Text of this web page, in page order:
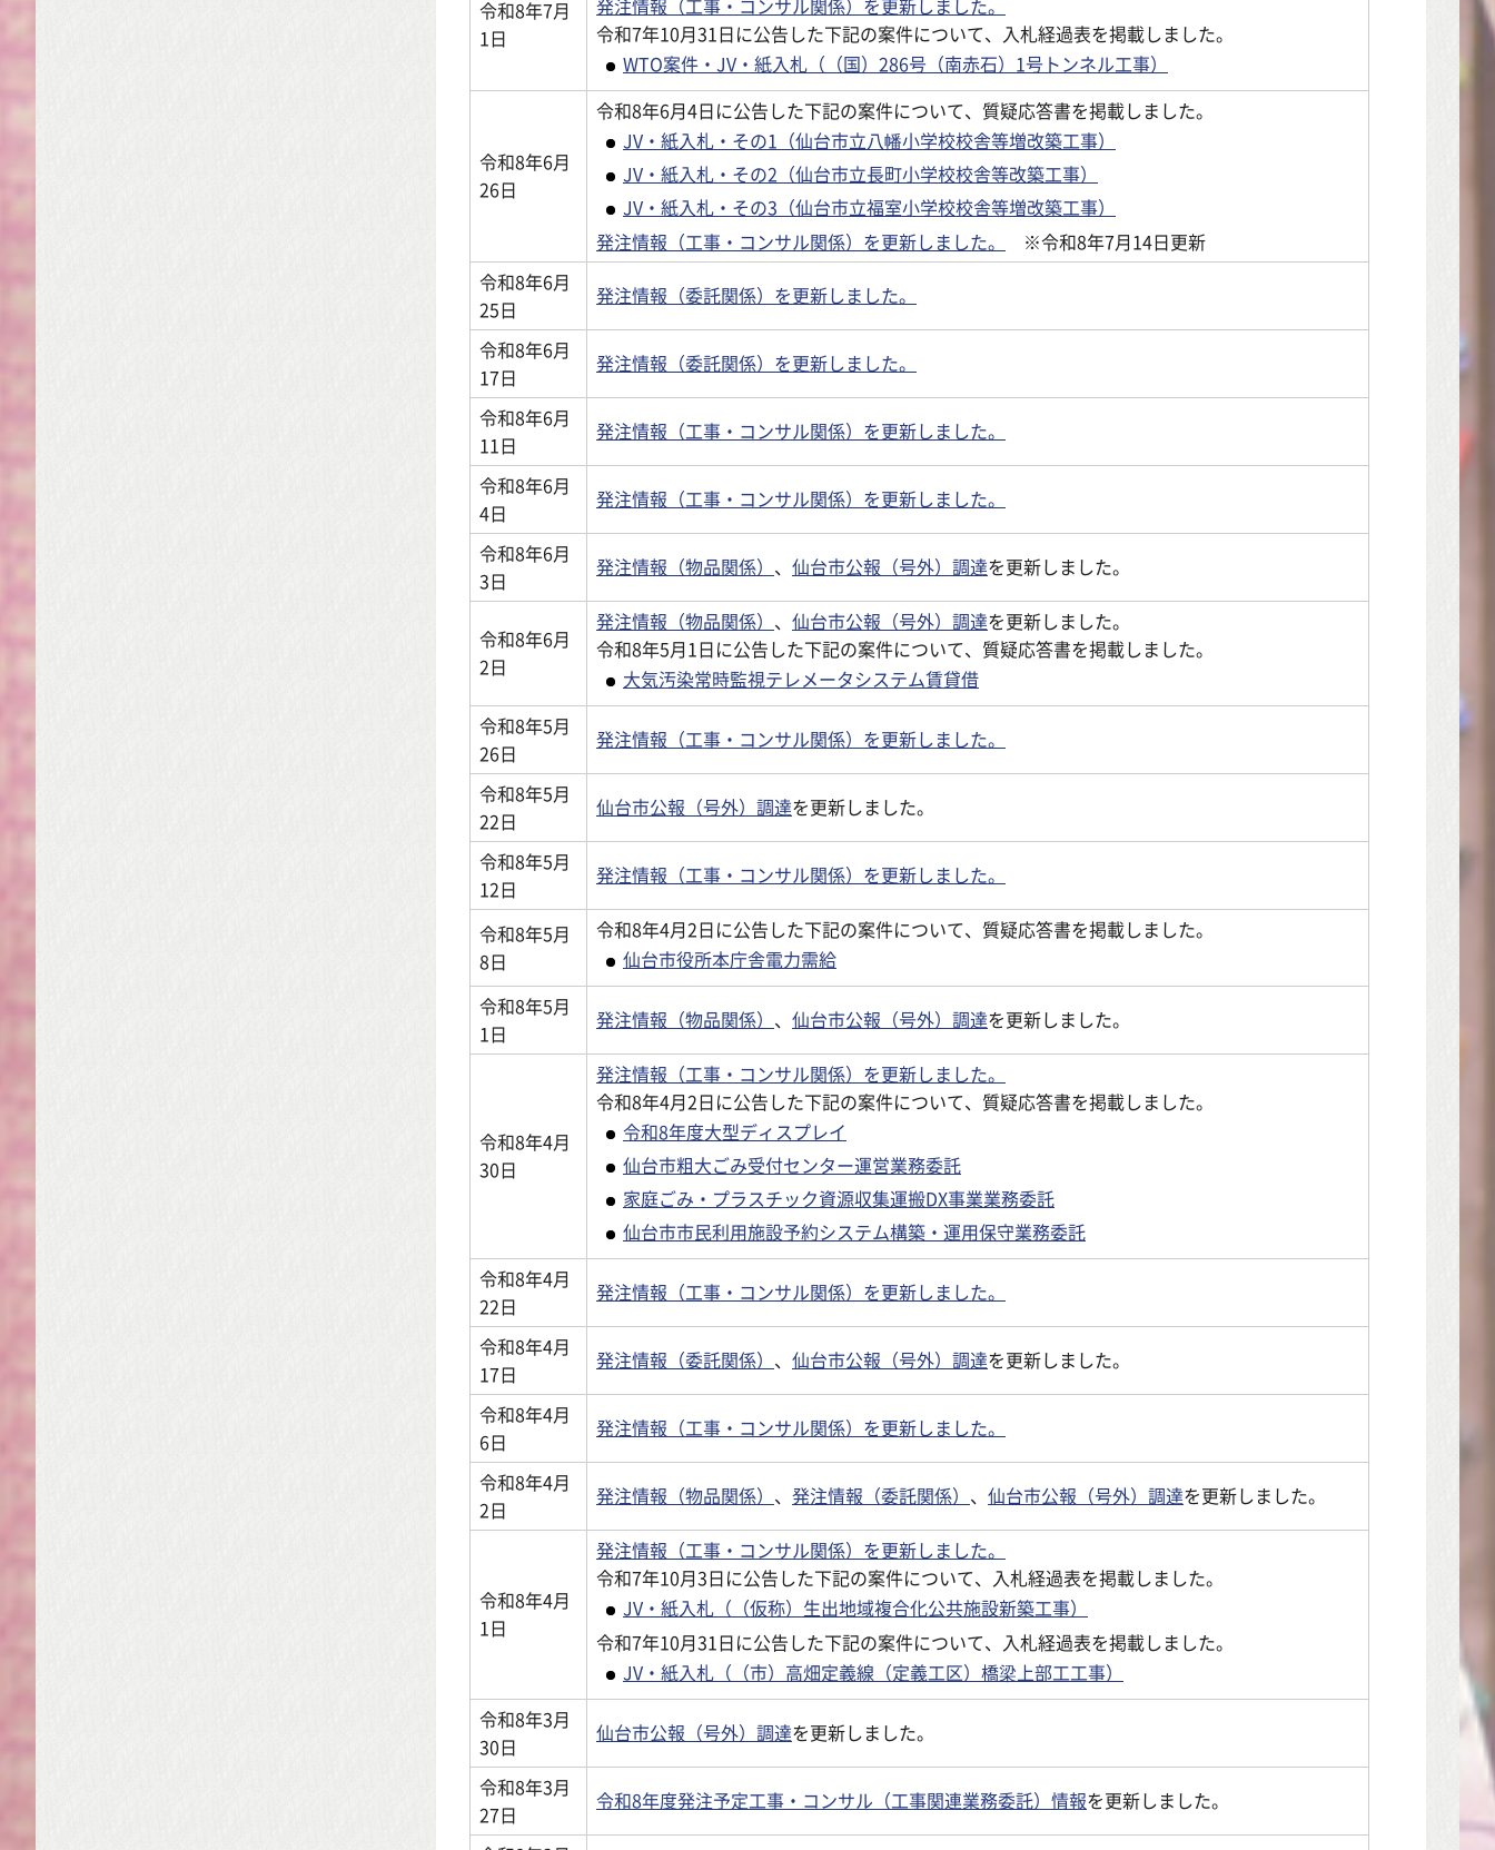
令和8年7月
1日
令和7年10月31日に公告した下記の案件について、入札経過表を掲載しました。
WTO案件・JV・紙入札（（国）286号（南赤石）1号トンネル工事）
令和8年6月
26日
令和8年6月4日に公告した下記の案件について、質疑応答書を掲載しました。
JV・紙入札・その1（仙台市立八幡小学校校舎等増改築工事）
JV・紙入札・その2（仙台市立長町小学校校舎等改築工事）
JV・紙入札・その3（仙台市立福室小学校校舎等増改築工事）
発注情報（工事・コンサル関係）を更新しました。
※令和8年7月14日更新
令和8年6月
25日
発注情報（委託関係）を更新しました。
令和8年6月
17日
発注情報（委託関係）を更新しました。
令和8年6月
11日
発注情報（工事・コンサル関係）を更新しました。
令和8年6月
4日
発注情報（工事・コンサル関係）を更新しました。
令和8年6月
3日
発注情報（物品関係） 、 仙台市公報（号外）調達を更新しました。
令和8年6月
2日
発注情報（物品関係） 、 仙台市公報（号外）調達を更新しました。
令和8年5月1日に公告した下記の案件について、質疑応答書を掲載しました。
大気汚染常時監視テレメータシステム賃貸借
令和8年5月
26日
発注情報（工事・コンサル関係）を更新しました。
令和8年5月
22日
仙台市公報（号外）調達を更新しました。
令和8年5月
12日
発注情報（工事・コンサル関係）を更新しました。
令和8年5月
8日
令和8年4月2日に公告した下記の案件について、質疑応答書を掲載しました。
仙台市役所本庁舎電力需給
令和8年5月
1日
発注情報（物品関係） 、 仙台市公報（号外）調達を更新しました。
令和8年4月
30日
発注情報（工事・コンサル関係）を更新しました。
令和8年4月2日に公告した下記の案件について、質疑応答書を掲載しました。
令和8年度大型ディスプレイ
仙台市粗大ごみ受付センター運営業務委託
家庭ごみ・プラスチック資源収集運搬DX事業業務委託
仙台市市民利用施設予約システム構築・運用保守業務委託
令和8年4月
22日
発注情報（工事・コンサル関係）を更新しました。
令和8年4月
17日
発注情報（委託関係） 、 仙台市公報（号外）調達を更新しました。
令和8年4月
6日
発注情報（工事・コンサル関係）を更新しました。
令和8年4月
2日
発注情報（物品関係） 、 発注情報（委託関係） 、 仙台市公報（号外）調達を更新しました。
令和8年4月
1日
発注情報（工事・コンサル関係）を更新しました。
令和7年10月3日に公告した下記の案件について、入札経過表を掲載しました。
JV・紙入札（（仮称）生出地域複合化公共施設新築工事）
令和7年10月31日に公告した下記の案件について、入札経過表を掲載しました。
JV・紙入札（（市）高畑定義線（定義工区）橋梁上部工工事）
令和8年3月
30日
仙台市公報（号外）調達を更新しました。
令和8年3月
27日
令和8年度発注予定工事・コンサル（工事関連業務委託）情報を更新しました。